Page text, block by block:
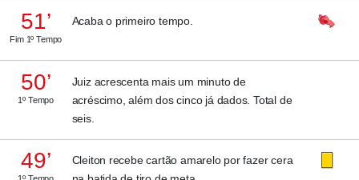
51’
Fim 1º Tempo
Acaba o primeiro tempo.
50’
1º Tempo
Juiz acrescenta mais um minuto de
acréscimo, além dos cinco já dados. Total de
seis.
49’
Cleiton recebe cartão amarelo por fazer cera